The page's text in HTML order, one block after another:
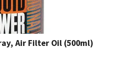
Air Filter Oil (500ml)